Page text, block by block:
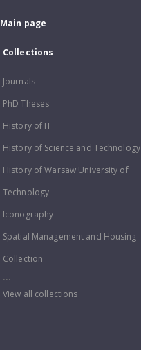
Main page
Collections
Journals
PhD Theses
History of IT
History of Science and Technology
History of Warsaw University of
Technology
Iconography
Spatial Management and Housing
Collection
...
View all collections